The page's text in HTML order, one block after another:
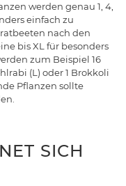
werden genau 1, 4,
einfach zu
nach den
bis XL für besonders
zum Beispiel 16
(L) oder 1 Brokkoli
Pflanzen sollte
SICH